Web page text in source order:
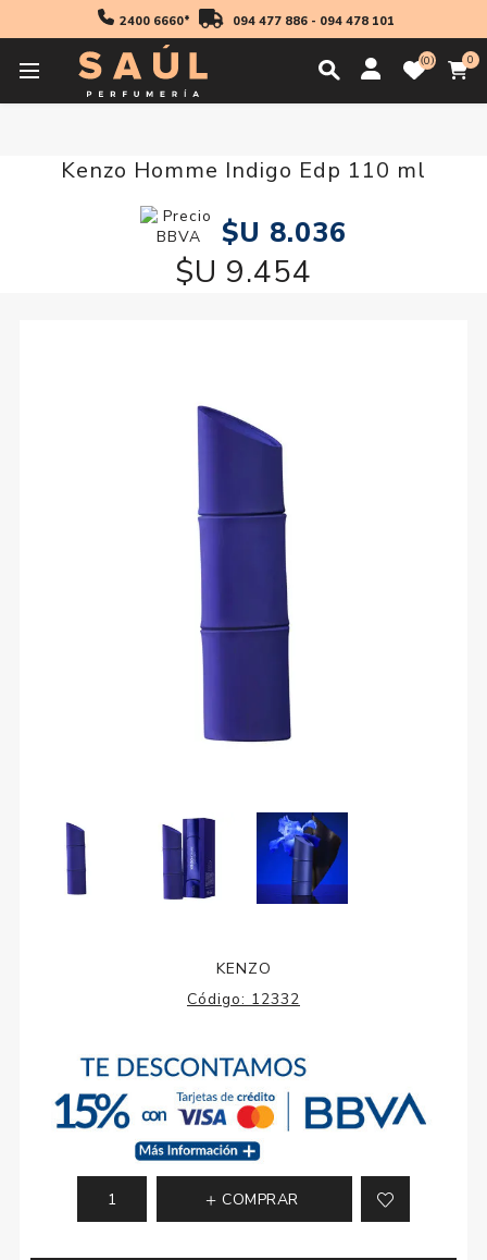
2400 6660* 094 477 886- 094 478 101
0 0
Regalos
Kenzo Homme Indigo Edp 110 ml
$U 8.036
$U 9.454
KENZO
Código: 12332
COMPRAR